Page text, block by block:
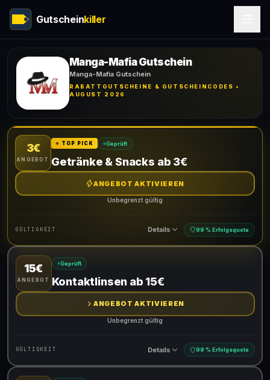
Gutscheinkiller
Manga-Mafia Gutschein
Manga-Mafia Gutschein
RABATTGUTSCHEINE & GUTSCHEINCODES •
AUGUST 2026
3€
ANGEBOT
⭐ TOP PICK Geprüft
Getränke & Snacks ab 3€
ANGEBOT AKTIVIEREN
Unbegrenzt gültig
GÜLTIGKEIT Details 99 % Erfolgsquote
Gültig für teilnehmende Produkte
15€
ANGEBOT
Geprüft
Kontaktlinsen ab 15€
ANGEBOT AKTIVIEREN
Unbegrenzt gültig
GÜLTIGKEIT Details 99 % Erfolgsquote